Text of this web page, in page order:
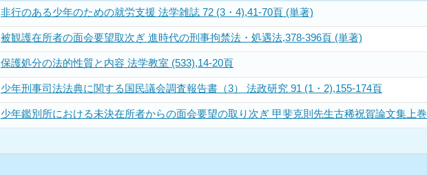
非行のある少年のための就労支援 法学雑誌 72 (3・4),41-70頁 (単著)
被観護在所者の面会要望取次ぎ 進時代の刑事拘禁法・処遇法,378-396頁 (単著)
保護処分の法的性質と内容 法学教室 (533),14-20頁
少年刑事司法法典に関する国民議会調査報告書（3） 法政研究 91 (1・2),155-174頁
少年鑑別所における未決在所者からの面会要望の取り次ぎ 甲斐克則先生古稀祝賀論文集上巻